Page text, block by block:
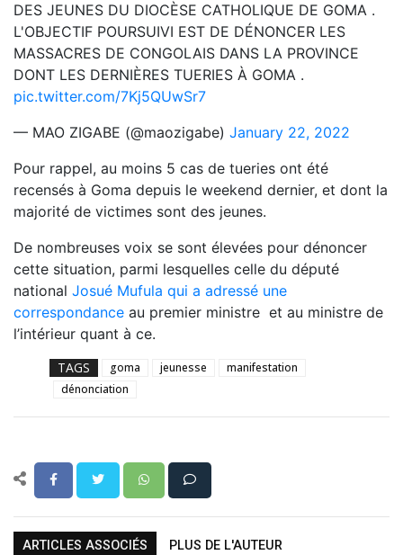
DES JEUNES DU DIOCÈSE CATHOLIQUE DE GOMA .
L'OBJECTIF POURSUIVI EST DE DÉNONCER LES
MASSACRES DE CONGOLAIS DANS LA PROVINCE
DONT LES DERNIÈRES TUERIES À GOMA .
pic.twitter.com/7Kj5QUwSr7
— MAO ZIGABE (@maozigabe) January 22, 2022
Pour rappel, au moins 5 cas de tueries ont été
recensés à Goma depuis le weekend dernier, et dont la
majorité de victimes sont des jeunes.
De nombreuses voix se sont élevées pour dénoncer
cette situation, parmi lesquelles celle du député
national Josué Mufula qui a adressé une
correspondance au premier ministre et au ministre de
l’intérieur quant à ce.
TAGS goma jeunesse
manifestation
dénonciation
ARTICLES ASSOCIÉS PLUS DE L'AUTEUR